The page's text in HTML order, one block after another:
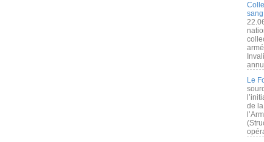
Le
de